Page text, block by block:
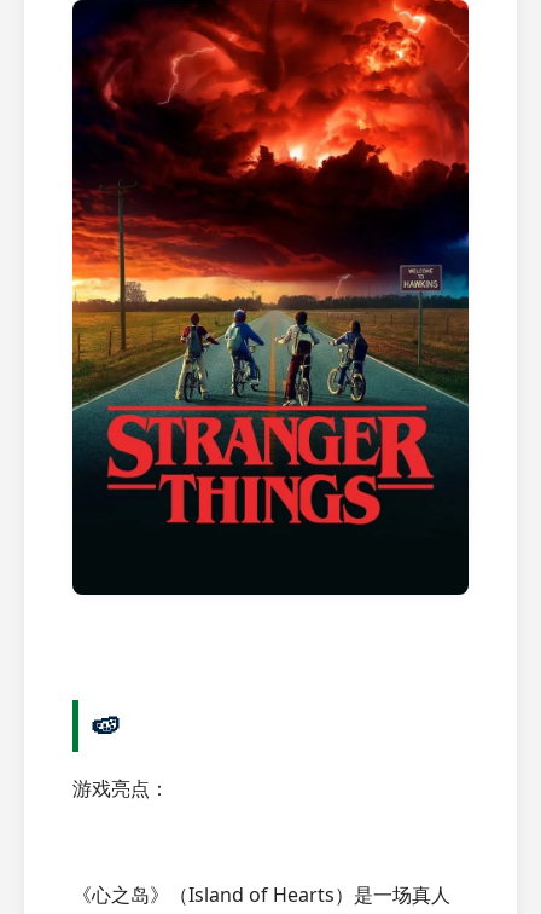
🍉
游戏亮点：
《心之岛》（Island of Hearts）是一场真人